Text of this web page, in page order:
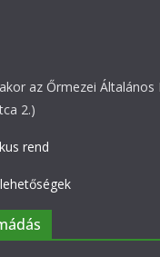
az Őrmezei Általános
2.)
rend